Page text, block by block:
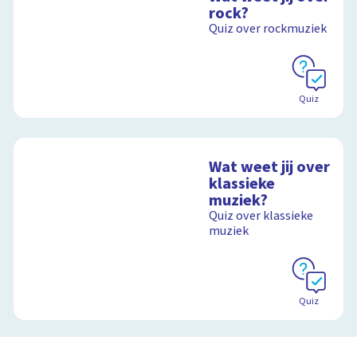
rock?
Quiz over rockmuziek
Quiz
Wat weet jij over
klassieke
muziek?
Quiz over klassieke
muziek
Quiz